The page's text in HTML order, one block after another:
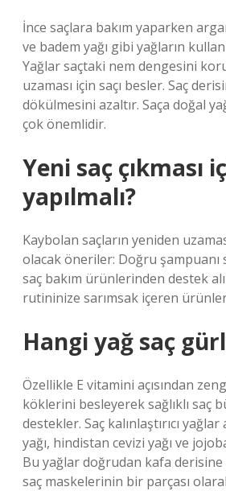
İnce saçlara bakım yaparken
ve badem yağı gibi yağların
Yağlar saçtaki nem dengesini
uzaması için saçı besler. Saç
dökülmesini azaltır. Saça doğal
çok önemlidir.
Yeni saç çıkması
yapılmalı?
Kaybolan saçların yeniden
olacak öneriler: Doğru şampuanı
saç bakım ürünlerinden destek
rutininize sarımsak içeren
Hangi yağ saç
Özellikle E vitamini açısından
köklerini besleyerek sağlıklı saç
destekler. Saç kalınlaştırıcı
yağı, hindistan cevizi yağı ve
Bu yağlar doğrudan kafa
saç maskelerinin bir parçası